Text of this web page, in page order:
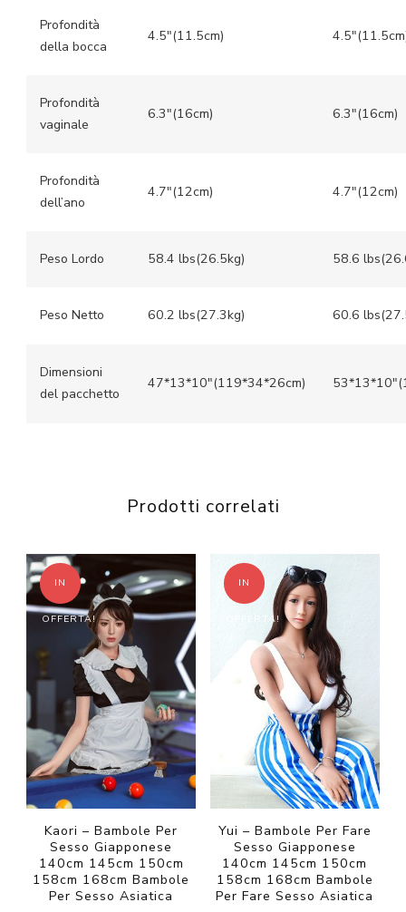
Profondità
della bocca
4.5″(11.5cm)
Profondità
vaginale
6.3″(16cm) 6.3″(16cm)
Profondità
dell’ano
4.7″(12cm) 4.7″(12cm)
Peso Lordo 58.4 lbs(26.5kg) 58.6
Peso Netto 60.2 lbs(27.3kg) 60.6
Dimensioni
del pacchetto
47*13*10″(119*34*26cm)
Prodotti correlati
IN
OFFERTA!
Kaori – Bambole Per
Sesso Giapponese
140cm 145cm 150cm
158cm 168cm Bambole
Per Sesso Asiatica
IN
OFFERTA!
Yui – Bambole Per Fare
Sesso Giapponese
140cm 145cm 150cm
158cm 168cm Bambole
Per Fare Sesso Asiatica